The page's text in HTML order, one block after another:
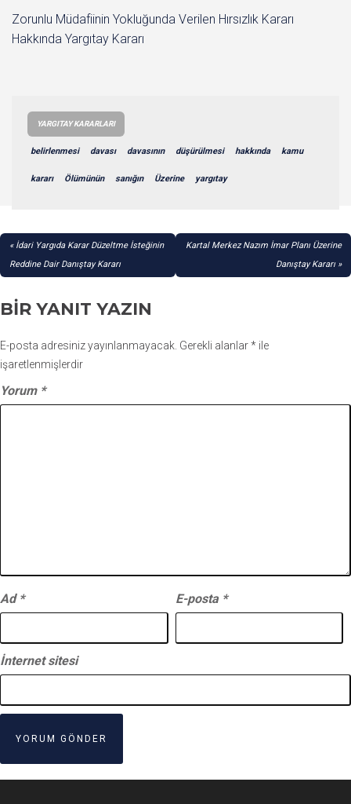
Zorunlu Müdafiinin Yokluğunda Verilen Hırsızlık Kararı
Hakkında Yargıtay Kararı
YARGITAY KARARLARI
belirlenmesi davası davasının düşürülmesi hakkında kamu
kararı Ölümünün sanığın Üzerine yargıtay
YAZI
GEZINMESI
İdari Yargıda Karar Düzeltme İsteğinin
Reddine Dair Danıştay Kararı
Kartal Merkez Nazım İmar Planı Üzerine
Danıştay Kararı
BIR YANIT YAZIN
E-posta adresiniz yayınlanmayacak. Gerekli alanlar* ile
işaretlenmişlerdir
Yorum *
Ad * E-posta *
İnternet sitesi